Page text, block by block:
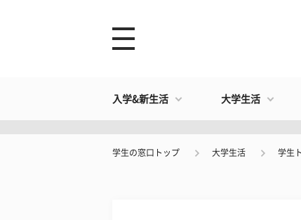
入学&新生活 大学生活
学生の窓口トップ 大学生活 学生